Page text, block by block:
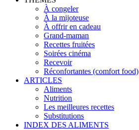
À congeler
À la mijoteuse
À offrir en cadeau
Grand-maman
Recettes fruitées
Soirées cinéma
Recevoir
Réconfortantes (comfort food)
ARTICLES
Aliments
Nutrition
Les meilleures recettes
Substitutions
INDEX DES ALIMENTS